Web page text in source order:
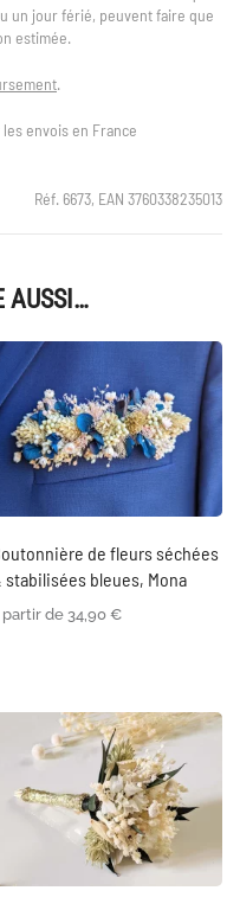
un jour férié, peuvent faire que
estimée.
.
envois en France
Réf. 6673, EAN 3760338235013
AUSSI…
de fleurs séchées
stabilisées bleues, Mona
partir de 34,90 €